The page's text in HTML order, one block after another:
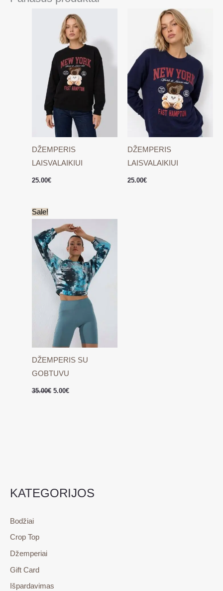
KATEGORIJOS
Bodžiai
Crop Top
Džemperiai
Gift Card
Išpardavimas
DŽEMPERIS
LAISVALAIKIUI
25.00€
DŽEMPERIS
LAISVALAIKIUI
25.00€
Sale!
DŽEMPERIS SU
GOBTUVU
35.00€
price
was:
35.00€.
5.00€
price
is:
5.00€.